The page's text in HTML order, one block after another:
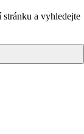
a vyhledejte